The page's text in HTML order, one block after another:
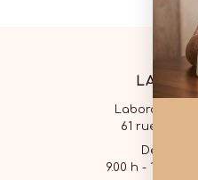
Laboratoire
61 rue de
De
9.00 h - 12.00 h